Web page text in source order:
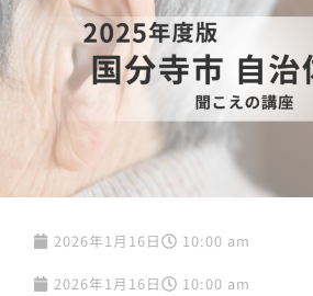
2026年1月16日 10:00 am
2026年1月16日 10:00 am